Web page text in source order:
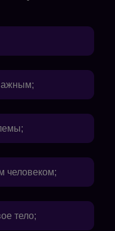
человеком;
тело;